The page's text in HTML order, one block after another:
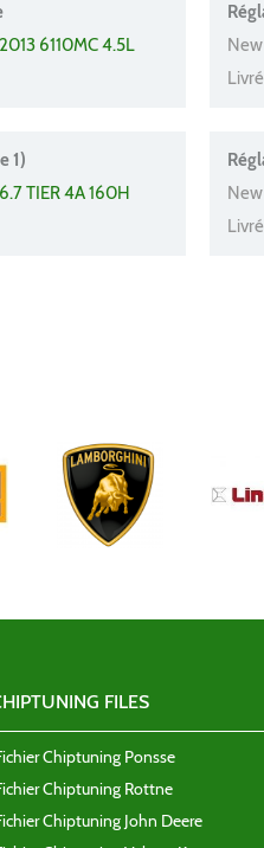
6110MC 4.5L
1)
TIER 4A 160H
FILES
Chiptuning Ponsse
Chiptuning Rottne
Chiptuning John Deere